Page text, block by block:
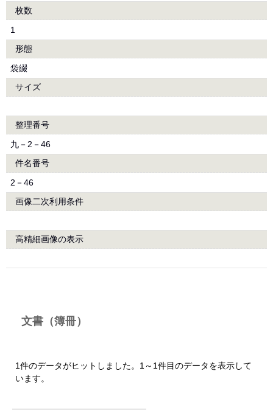
枚数
1
形態
袋綴
サイズ
整理番号
九－2－46
件名番号
2－46
画像二次利用条件
高精細画像の表示
文書（簿冊）
1件のデータがヒットしました。1～1件目のデータを表示して
います。